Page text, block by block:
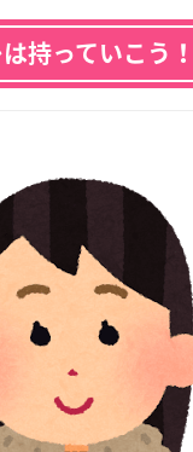
持っていこう！